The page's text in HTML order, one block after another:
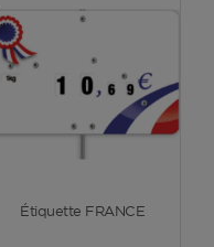
Voir plus
Étiquette FRANCE